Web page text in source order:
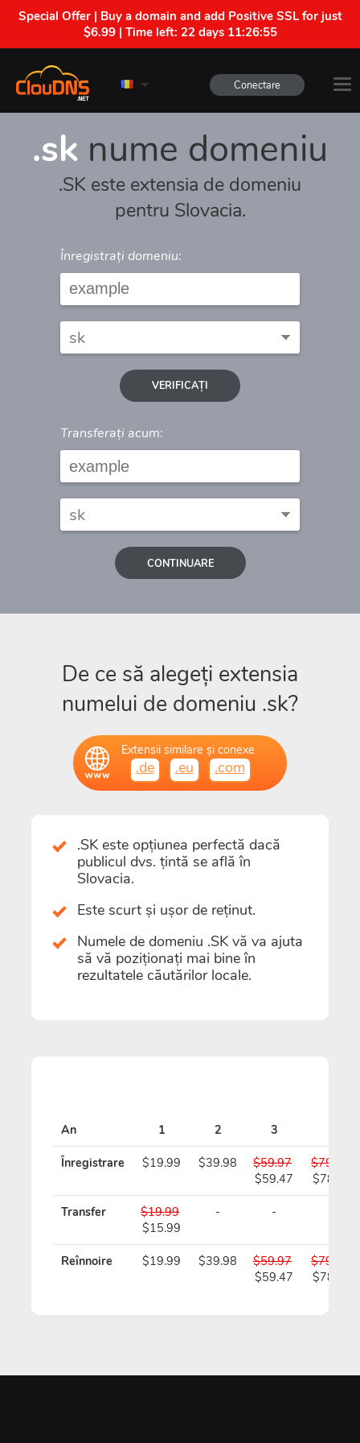
Special Offer | Buy a domain and add Positive SSL for just
$6.99 | Time left: 22 days 11:26:55
Conectare
.sk nume domeniu
.SK este extensia de domeniu
pentru Slovacia.
Înregistrați domeniu:
VERIFICAȚI
Transferați acum:
CONTINUARE
De ce să alegeți extensia
numelui de domeniu .sk?
Extensii similare și conexe
.de .eu .com
.SK este opțiunea perfectă dacă
publicul dvs. țintă se află în
Slovacia.
Este scurt și ușor de reținut.
Numele de domeniu .SK vă va ajuta
să vă poziționați mai bine în
rezultatele căutărilor locale.
An 1 2 3
Înregistrare $19.99 $39.98
$59.97
$59.47
$79.96
$78.96
Transfer
$19.99
$15.99
- -
Reînnoire $19.99 $39.98
$59.97
$59.47
$79.96
$78.96